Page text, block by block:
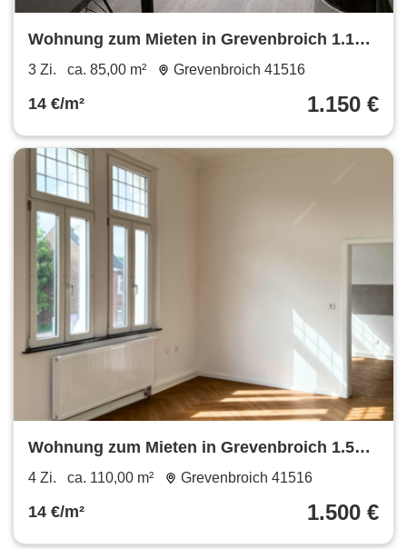
Wohnung zum Mieten in Grevenbroich 1.150
€ 85 m²
3 Zi. ca. 85,00 m² Grevenbroich 41516
14 €/m² 1.150 €
Wohnung zum Mieten in Grevenbroich 1.500
€ 110 m²
4 Zi. ca. 110,00 m² Grevenbroich 41516
14 €/m² 1.500 €